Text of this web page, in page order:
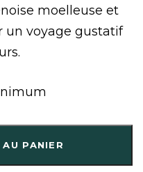
moelleuse et
un voyage gustatif
PANIER